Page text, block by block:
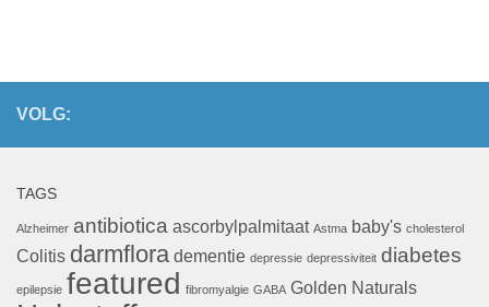
VOLG:
TAGS
Alzheimer antibiotica ascorbylpalmitaat Astma baby's cholesterol
Colitis darmflora dementie depressie depressiviteit diabetes
epilepsie featured fibromyalgie GABA Golden Naturals